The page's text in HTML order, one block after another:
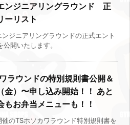
ンジニアリングラウンド 正
ーリスト
ジニアリングラウンドの正式エント
公開いたします。
ラウンドの特別規則書公開＆
金）〜申し込み開始！！ あと
もお弁当メニューも！！
催のTSホソカワラウンド特別規則書を